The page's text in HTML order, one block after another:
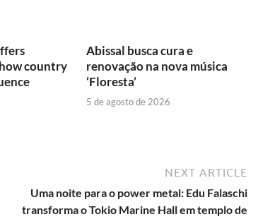
country
Abissal busca cura e
renovação na nova música
‘Floresta’
5 de agosto de 2026
NEXT ARTICLE
Uma noite para o power metal: Edu Falaschi
transforma o Tokio Marine Hall em templo de